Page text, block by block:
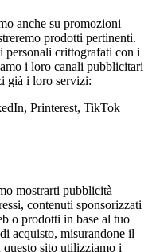
anche su promozioni
prodotti pertinenti.
crittografati con i
i loro canali pubblicitari
già i loro servizi:
Printerest, TikTok
mostrarti pubblicità
contenuti sponsorizzati
o prodotti in base al tuo
acquisto, misurandone il
questo sito utilizziamo i